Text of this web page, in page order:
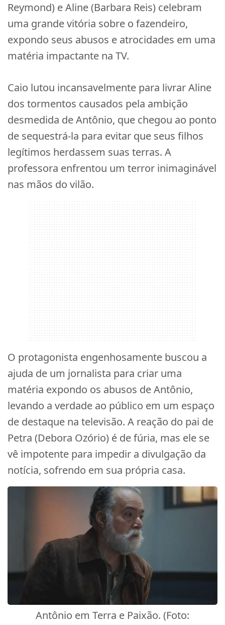
Reymond) e Aline (Barbara Reis) celebram
uma grande vitória sobre o fazendeiro,
expondo seus abusos e atrocidades em uma
matéria impactante na TV.
Caio lutou incansavelmente para livrar Aline
dos tormentos causados pela ambição
desmedida de Antônio, que chegou ao ponto
de sequestrá-la para evitar que seus filhos
legítimos herdassem suas terras. A
professora enfrentou um terror inimaginável
nas mãos do vilão.
O protagonista engenhosamente buscou a
ajuda de um jornalista para criar uma
matéria expondo os abusos de Antônio,
levando a verdade ao público em um espaço
de destaque na televisão. A reação do pai de
Petra (Debora Ozório) é de fúria, mas ele se
vê impotente para impedir a divulgação da
notícia, sofrendo em sua própria casa.
Antônio em Terra e Paixão. (Foto: